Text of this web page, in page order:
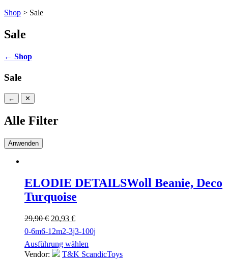
Shop > Sale
Sale
← Shop
Sale
← ✕
Alle Filter
Anwenden
ELODIE DETAILSWoll Beanie, Deco
Turquoise
29,90€ Ursprünglicher
Preis
war:
29,90 €
20,93 €Aktueller
Preis
ist:
20,93 €.
0-6m6-12m2-3j3-100j
Ausführung wählen
Vendor:
T&K ScandicToys